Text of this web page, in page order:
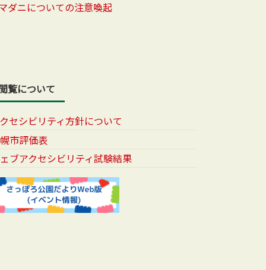
ダニについての注意喚起
覧について
セシビリティ方針について
市評価表
ブアクセシビリティ試験結果